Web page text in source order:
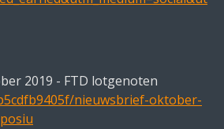
2019 - FTD lotgenoten
nieuwsbrief-oktober-